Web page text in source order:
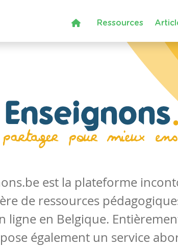
Ressources
est la plateforme
de ressources
ligne en Belgique.
également un service